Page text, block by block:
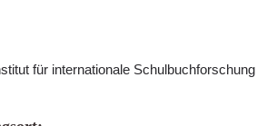
für internationale Schulbuchforschung